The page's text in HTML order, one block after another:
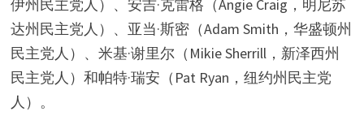
伊州民主党人）、安吉·克雷格（Angie Craig，明尼苏
达州民主党人）、亚当·斯密（Adam Smith，华盛顿州
民主党人）、米基·谢里尔（Mikie Sherrill，新泽西州
民主党人）和帕特·瑞安（Pat Ryan，纽约州民主党
人）。